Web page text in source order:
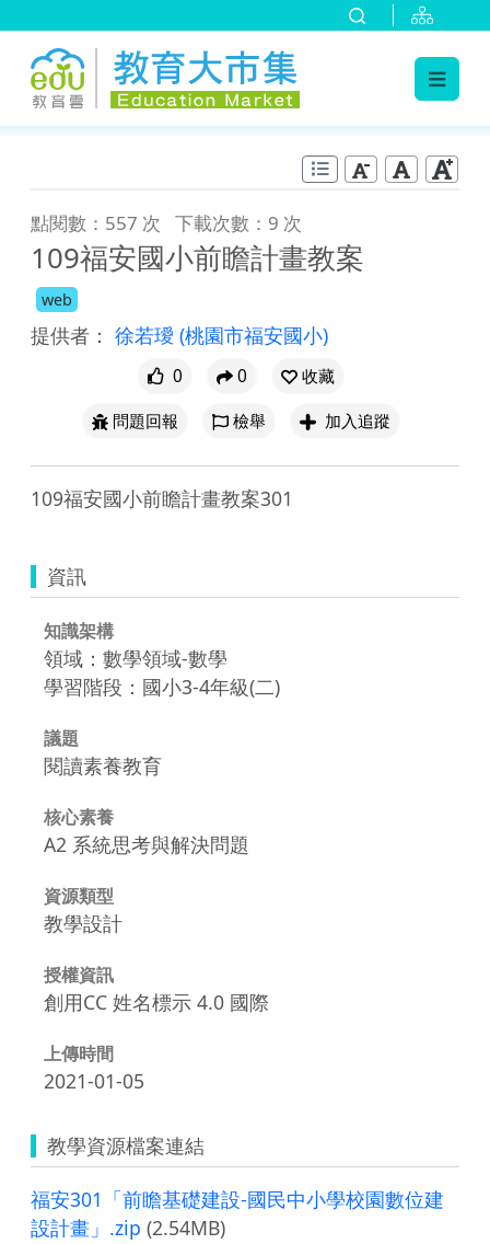
點閱數：557 次 下載次數：9 次
109福安國小前瞻計畫教案
web
提供者： 徐若璦 (桃園市福安國小)
0 0
收藏
問題回報
檢舉 加入追蹤
109福安國小前瞻計畫教案301
資訊
知識架構
領域：數學領域-數學
學習階段：國小3-4年級(二)
議題
閱讀素養教育
核心素養
A2 系統思考與解決問題
資源類型
教學設計
授權資訊
創用CC 姓名標示 4.0 國際
上傳時間
2021-01-05
教學資源檔案連結
福安301「前瞻基礎建設-國民中小學校園數位建
設計畫」.zip (2.54MB)